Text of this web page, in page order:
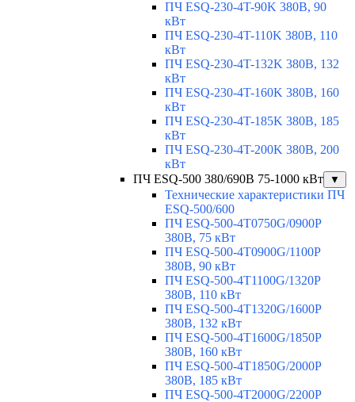
ПЧ ESQ-230-4T-90K 380В, 90
кВт
ПЧ ESQ-230-4T-110K 380В, 110
кВт
ПЧ ESQ-230-4T-132K 380В, 132
кВт
ПЧ ESQ-230-4T-160K 380В, 160
кВт
ПЧ ESQ-230-4T-185K 380В, 185
кВт
ПЧ ESQ-230-4T-200K 380В, 200
кВт
ПЧ ESQ-500 380/690В 75-1000 кВт
▼
Технические характеристики ПЧ
ESQ-500/600
ПЧ ESQ-500-4T0750G/0900P
380В, 75 кВт
ПЧ ESQ-500-4T0900G/1100P
380В, 90 кВт
ПЧ ESQ-500-4T1100G/1320P
380В, 110 кВт
ПЧ ESQ-500-4T1320G/1600P
380В, 132 кВт
ПЧ ESQ-500-4T1600G/1850P
380В, 160 кВт
ПЧ ESQ-500-4T1850G/2000P
380В, 185 кВт
ПЧ ESQ-500-4T2000G/2200P